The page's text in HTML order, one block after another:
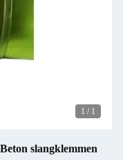
1 / 1
slangklemmen